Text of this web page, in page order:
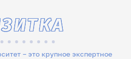
– это крупное экспертное